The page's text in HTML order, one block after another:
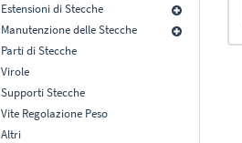
Estensioni di Stecche
Manutenzione delle Stecche
Parti di Stecche
Virole
Supporti Stecche
Vite Regolazione Peso
Altri